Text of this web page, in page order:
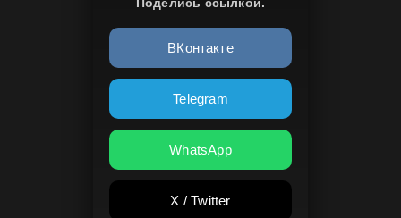
ВКонтакте
Telegram
WhatsApp
X / Twitter